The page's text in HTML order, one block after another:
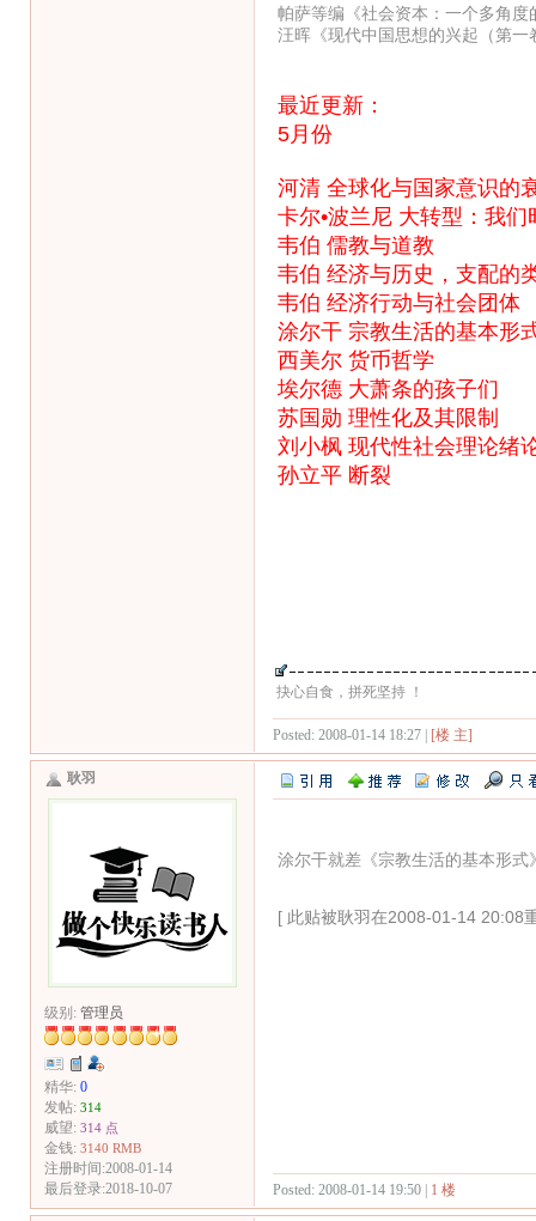
帕萨等编《社会资本：一个多角度
汪晖《现代中国思想的兴起（第一
最近更新：
5月份
河清 全球化与国家意识的
卡尔•波兰尼 大转型：我
韦伯 儒教与道教
韦伯 经济与历史，支配的
韦伯 经济行动与社会团体
涂尔干 宗教生活的基本形
西美尔 货币哲学
埃尔德 大萧条的孩子们
苏国勋 理性化及其限制
刘小枫 现代性社会理论绪
孙立平 断裂
抉心自食，拼死坚持 ！
Posted: 2008-01-14 18:27 | [楼 主]
耿羽
级别: 管理员
精华: 0
发帖: 314
威望: 314 点
金钱: 3140 RMB
注册时间:2008-01-14
最后登录:2018-10-07
涂尔干就差《宗教生活的基本形式
[ 此贴被耿羽在2008-01-14 20:08
Posted: 2008-01-14 19:50 | 1 楼